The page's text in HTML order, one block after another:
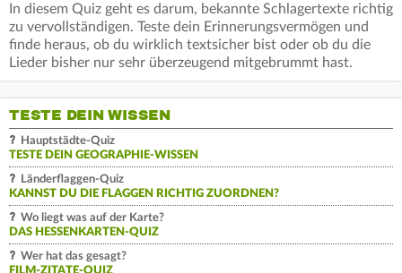
In diesem Quiz geht es darum, bekannte Schlagertexte richtig
zu vervollständigen. Teste dein Erinnerungsvermögen und
finde heraus, ob du wirklich textsicher bist oder ob du die
Lieder bisher nur sehr überzeugend mitgebrummt hast.
TESTE DEIN WISSEN
Hauptstädte-Quiz
TESTE DEIN GEOGRAPHIE-WISSEN
Länderflaggen-Quiz
KANNST DU DIE FLAGGEN RICHTIG ZUORDNEN?
Wo liegt was auf der Karte?
DAS HESSENKARTEN-QUIZ
Wer hat das gesagt?
FILM-ZITATE-QUIZ